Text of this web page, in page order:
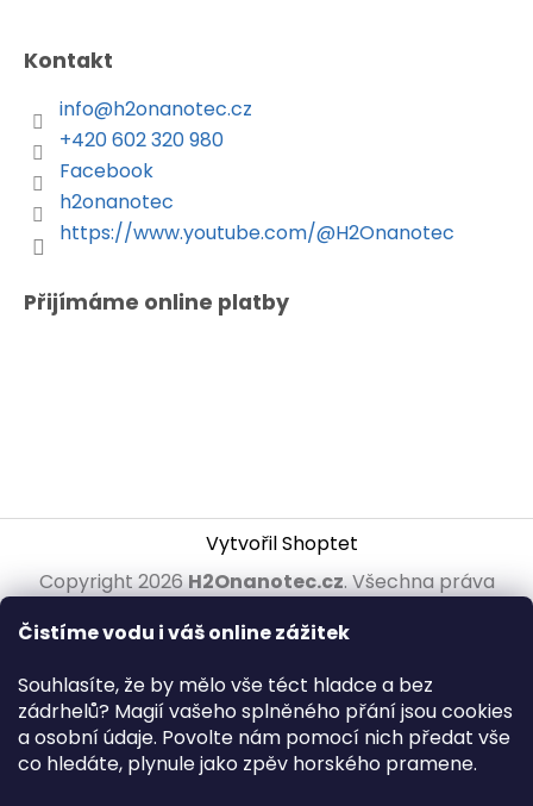
Čistíme vodu i váš online zážitek
Souhlasíte, že by mělo vše téct hladce a bez
zádrhelů? Magií vašeho splněného přání jsou cookies
a osobní údaje. Povolte nám pomocí nich předat vše
co hledáte, plynule jako zpěv horského pramene.
Kontakt
info@h2onanotec.cz
+420 602 320 980
Facebook
h2onanotec
https://www.youtube.com/@H2Onanotec
Přijímáme online platby
Vytvořil Shoptet
Copyright 2026H2Onanotec.cz. Všechna práva